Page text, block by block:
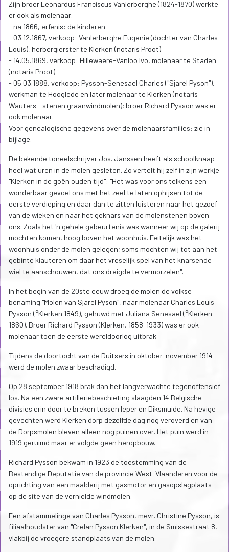
Zijn broer Leonardus Franciscus Vanlerberghe (1824-1870) werkte
er ook als molenaar.
- na 1866, erfenis: de kinderen
- 03.12.1867, verkoop: Vanlerberghe Eugenie (dochter van Charles
Louis), herbergierster te Klerken (notaris Proot)
- 14.05.1869, verkoop: Hillewaere-Vanloo Ivo, molenaar te Staden
(notaris Proot)
- 05.03.1888, verkoop: Pysson-Senesael Charles ("Sjarel Pyson"),
werkman te Hooglede en later molenaar te Klerken (notaris
Wauters - stenen graanwindmolen); broer Richard Pysson was er
ook molenaar.
Voor genealogische gegevens over de molenaarsfamilies: zie in
bijlage.
De bekende toneelschrijver Jos. Janssen heeft als schoolknaap
heel wat uren in de molen gesleten. Zo vertelt hij zelf in zijn werkje
"Klerken in de goên ouden tijd": "Het was voor ons telkens een
wonderbaar gevoel ons met het zeel te laten ophijsen tot de
eerste verdieping en daar dan te zitten luisteren naar het gezoef
van de wieken en naar het geknars van de molenstenen boven
ons. Zoals het 'n gehele gebeurtenis was wanneer wij op de galerij
mochten komen, hoog boven het woonhuis. Feitelijk was het
woonhuis onder de molen gelegen; soms mochten wij tot aan het
gebinte klauteren om daar het vreselijk spel van het knarsende
wiel te aanschouwen, dat ons dreigde te vermorzelen".
In het begin van de 20ste eeuw droeg de molen de volkse
benaming "Molen van Sjarel Pyson", naar molenaar Charles Louis
Pysson (°Klerken 1849), gehuwd met Juliana Senesael (°Klerken
1860). Broer Richard Pysson (Klerken, 1858-1933) was er ook
molenaar toen de eerste wereldoorlog uitbrak
Tijdens de doortocht van de Duitsers in oktober-november 1914
werd de molen zwaar beschadigd.
Op 28 september 1918 brak dan het langverwachte tegenoffensief
los. Na een zware artilleriebeschieting slaagden 14 Belgische
divisies erin door te breken tussen Ieper en Diksmuide. Na hevige
gevechten werd Klerken dorp dezelfde dag nog veroverd en van
de Dorpsmolen bleven alleen nog puinen over. Het puin werd in
1919 geruimd maar er volgde geen heropbouw.
Richard Pysson bekwam in 1923 de toestemming van de
Bestendige Deputatie van de provincie West-Vlaanderen voor de
oprichting van een maalderij met gasmotor en gasopslagplaats
op de site van de vernielde windmolen.
Een afstammelinge van Charles Pysson, mevr. Christine Pysson, is
filiaalhoudster van "Crelan Pysson Klerken", in de Smissestraat 8,
vlakbij de vroegere standplaats van de molen.